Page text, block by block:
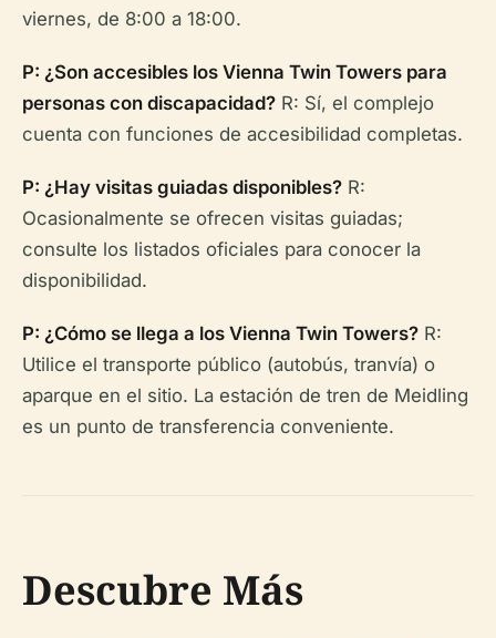
viernes, de 8:00 a 18:00.
P: ¿Son accesibles los Vienna Twin Towers para
personas con discapacidad? R: Sí, el complejo
cuenta con funciones de accesibilidad completas.
P: ¿Hay visitas guiadas disponibles? R:
Ocasionalmente se ofrecen visitas guiadas;
consulte los listados oficiales para conocer la
disponibilidad.
P: ¿Cómo se llega a los Vienna Twin Towers? R:
Utilice el transporte público (autobús, tranvía) o
aparque en el sitio. La estación de tren de Meidling
es un punto de transferencia conveniente.
Descubre Más